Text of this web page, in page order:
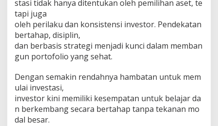
stasi tidak hanya ditentukan oleh pemilihan aset, te
tapi juga
oleh perilaku dan konsistensi investor. Pendekatan
bertahap, disiplin,
dan berbasis strategi menjadi kunci dalam memban
gun portofolio yang sehat.
Dengan semakin rendahnya hambatan untuk mem
ulai investasi,
investor kini memiliki kesempatan untuk belajar da
n berkembang secara bertahap tanpa tekanan mo
dal besar.